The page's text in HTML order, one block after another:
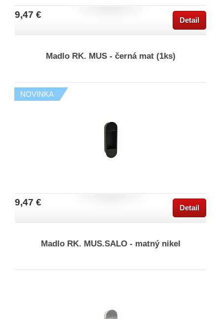
9,47 €
Detail
Madlo RK. MUS - černá mat (1ks)
NOVINKA
9,47 €
Detail
Madlo RK. MUS.SALO - matný nikel